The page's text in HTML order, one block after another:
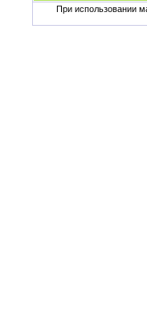
При использовании